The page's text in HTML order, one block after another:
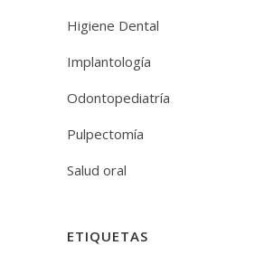
Higiene Dental
Implantología
Odontopediatría
Pulpectomía
Salud oral
ETIQUETAS